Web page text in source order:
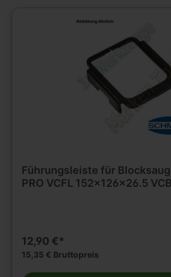
Führungsleiste für
PRO VCFL 152x126x26.5
12,90 €*
15,35 € Bruttopreis